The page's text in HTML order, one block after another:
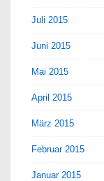
Juli 2015
Juni 2015
Mai 2015
April 2015
März 2015
Februar 2015
Januar 2015